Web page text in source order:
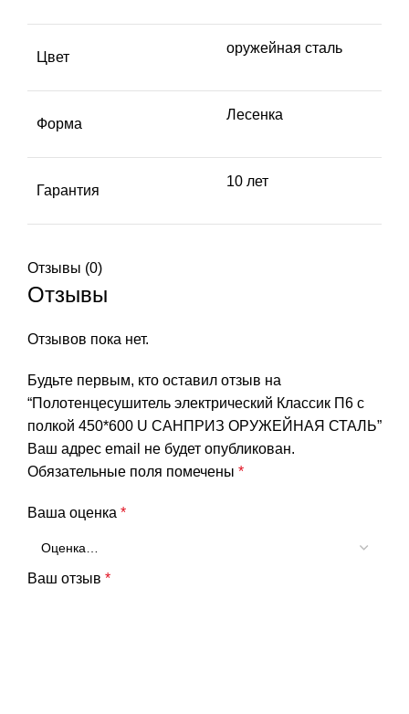
Цвет
оружейная сталь
Форма
Лесенка
Гарантия
10 лет
Отзывы (0)
Отзывы
Отзывов пока нет.
Будьте первым, кто оставил отзыв на
“Полотенцесушитель электрический Классик П6 с
полкой 450*600 U САНПРИЗ ОРУЖЕЙНАЯ СТАЛЬ”
Ваш адрес email не будет опубликован.
Обязательные поля помечены *
Ваша оценка *
Ваш отзыв *